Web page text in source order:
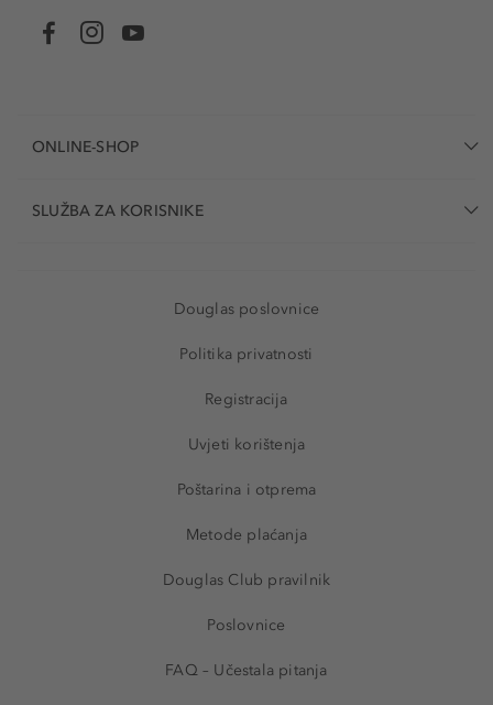
ONLINE-SHOP
SLUŽBA ZA KORISNIKE
Douglas poslovnice
Politika privatnosti
Registracija
Uvjeti korištenja
Poštarina i otprema
Metode plaćanja
Douglas Club pravilnik
Poslovnice
FAQ – Učestala pitanja